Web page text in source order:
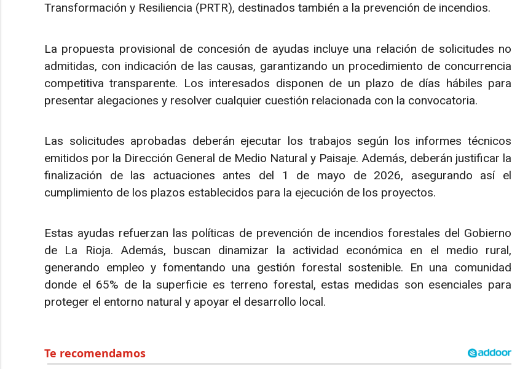
Transformación y Resiliencia (PRTR), destinados también a la prevención de incendios.
La propuesta provisional de concesión de ayudas incluye una relación de solicitudes no
admitidas, con indicación de las causas, garantizando un procedimiento de concurrencia
competitiva transparente. Los interesados disponen de un plazo de días hábiles para
presentar alegaciones y resolver cualquier cuestión relacionada con la convocatoria.
Las solicitudes aprobadas deberán ejecutar los trabajos según los informes técnicos
emitidos por la Dirección General de Medio Natural y Paisaje. Además, deberán justificar la
finalización de las actuaciones antes del 1 de mayo de 2026, asegurando así el
cumplimiento de los plazos establecidos para la ejecución de los proyectos.
Estas ayudas refuerzan las políticas de prevención de incendios forestales del Gobierno
de La Rioja. Además, buscan dinamizar la actividad económica en el medio rural,
generando empleo y fomentando una gestión forestal sostenible. En una comunidad
donde el 65% de la superficie es terreno forestal, estas medidas son esenciales para
proteger el entorno natural y apoyar el desarrollo local.